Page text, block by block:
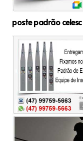
poste padrão